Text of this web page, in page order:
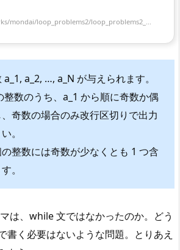
mondai/loop_problems2/loop_problems2_...
a_2, …, a_N が与えられます。
整数のうち、a_1 から順に奇数か偶
奇数の場合のみ改行区切りで出力
。
整数には奇数が少なくとも 1 つ含
。
は、while 文ではなかったのか。どう
書く必要はないような問題。とりあえ